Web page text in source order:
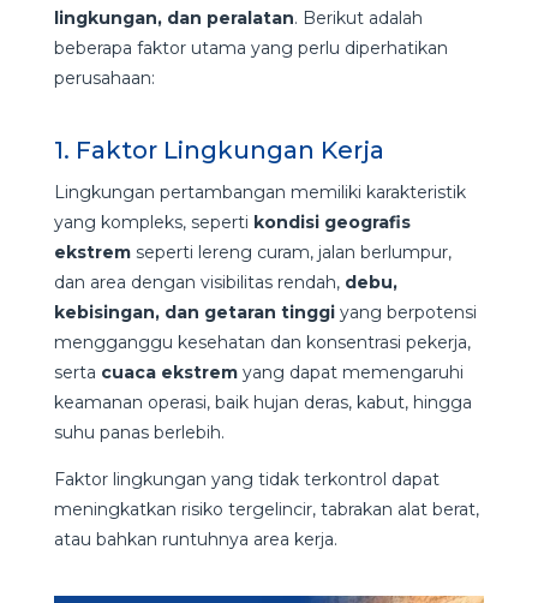
lingkungan, dan peralatan. Berikut adalah
beberapa faktor utama yang perlu diperhatikan
perusahaan:
1. Faktor Lingkungan Kerja
Lingkungan pertambangan memiliki karakteristik
yang kompleks, seperti kondisi geografis
ekstremseperti lereng curam, jalan berlumpur,
dan area dengan visibilitas rendah, debu,
kebisingan, dan getaran tinggiyang berpotensi
mengganggu kesehatan dan konsentrasi pekerja,
serta cuaca ekstremyang dapat memengaruhi
keamanan operasi, baik hujan deras, kabut, hingga
suhu panas berlebih.
Faktor lingkungan yang tidak terkontrol dapat
meningkatkan risiko tergelincir, tabrakan alat berat,
atau bahkan runtuhnya area kerja.